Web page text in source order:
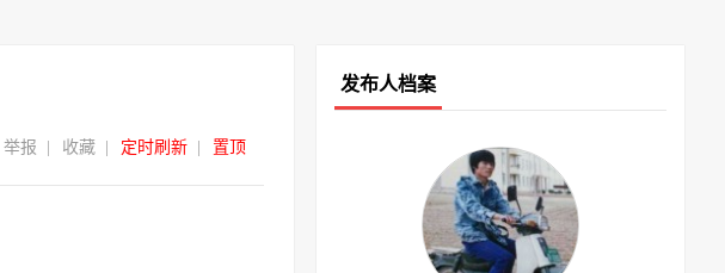
置顶
定时刷新
收藏
举报
发布人档案